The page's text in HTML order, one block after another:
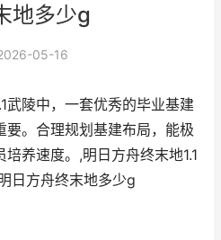
地多少g
05-16
武陵中，一套优秀的毕业基建
要。合理规划基建布局，能极
养速度。,明日方舟终末地1.1
日方舟终末地多少g